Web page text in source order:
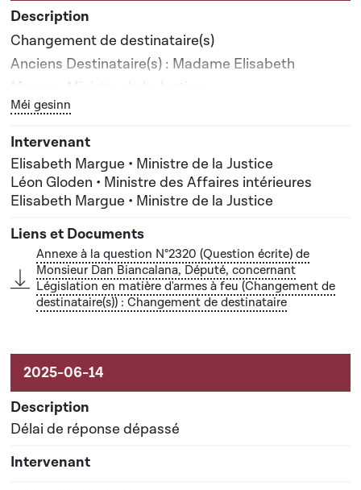
Changement de destinataire(s)
Anciens Destinataire(s) : Madame Elisabeth
Margue, Ministre de la Justice
Nouveau(x) destinataire(s) : Madame Elisabeth
Margue, Ministre de la Justice; Monsieur Léon
Gloden, Ministre des Affaires intérieures
Bouton graphique servant à afficher ou cacher tous les
Méi gesinn
Elisabeth Margue • Ministre de la Justice
Léon Gloden • Ministre des Affaires intérieures
Elisabeth Margue • Ministre de la Justice
Annexe à la question N°2320 (Question écrite) de
Monsieur Dan Biancalana, Député, concernant
Législation en matière d'armes à feu (Changement de
destinataire(s)) : Changement de destinataire
Délai de réponse dépassé